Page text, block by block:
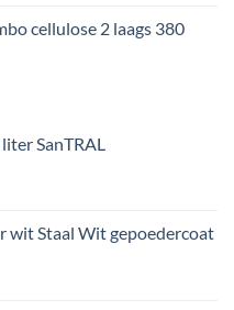
cellulose 2 laags 380
SanTRAL
wit Staal Wit gepoedercoat